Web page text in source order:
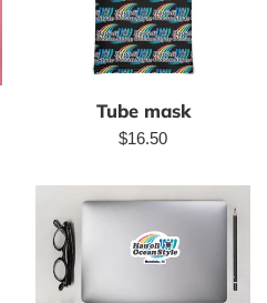
Tube mask
Regular
$16.50